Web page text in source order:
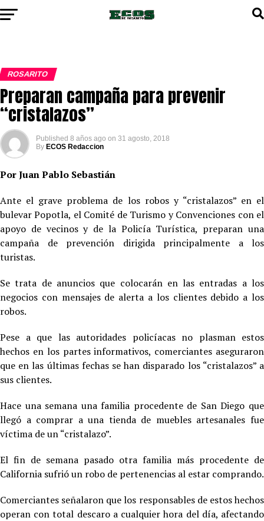
ROSARITO
Preparan campaña para prevenir
“cristalazos”
Published 8 años ago on 31 agosto, 2018
By ECOS Redaccion
Por Juan Pablo Sebastián
Ante el grave problema de los robos y “cristalazos” en el
bulevar Popotla, el Comité de Turismo y Convenciones con el
apoyo de vecinos y de la Policía Turística, preparan una
campaña de prevención dirigida principalmente a los
turistas.
Se trata de anuncios que colocarán en las entradas a los
negocios con mensajes de alerta a los clientes debido a los
robos.
Pese a que las autoridades policíacas no plasman estos
hechos en los partes informativos, comerciantes aseguraron
que en las últimas fechas se han disparado los “cristalazos” a
sus clientes.
Hace una semana una familia procedente de San Diego que
llegó a comprar a una tienda de muebles artesanales fue
víctima de un “cristalazo”.
El fin de semana pasado otra familia más procedente de
California sufrió un robo de pertenencias al estar comprando.
Comerciantes señalaron que los responsables de estos hechos
operan con total descaro a cualquier hora del día, afectando